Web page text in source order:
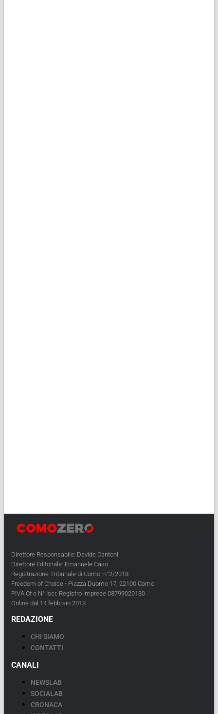
Direttore Responsabile: Davide Cantoni
Direttore Editoriale: Emanuele Caso
Registrazione Tribunale di Como: n°2/2018
Freedom of Choice - Piazza Duomo 17, 22100 Como
PIVA Cf e N° Iscr. Registro Imprese 03799020130
Online dal 14 febbraio 2018
REDAZIONE
CHI SIAMO
CONTATTI
CANALI
NEWSLAB
SOCIALAB
CRONACA